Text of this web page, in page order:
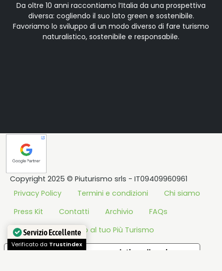
Da oltre 10 anni raccontiamo l’Italia da una prospettiva
diversa: cogliendo il suo lato green e sostenibile.
Favoriamo lo sviluppo di un modo diverso di fare turismo
naturalistico, sostenibile e responsabile.
Copyright 2025 © Piuturismo srls - IT09409960961
Privacy Policy
Termini e condizioni
Chi siamo
Press Kit
Contatti Archivio
FAQs
Tutorial
Accesso al tuo Più Turismo
Servizio Eccellente
Verificato da Trustindex
Le tue preferenze relative alla privacy